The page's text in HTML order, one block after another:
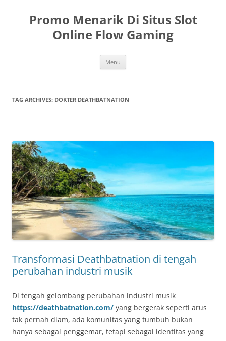
contentPromo Menarik Di Situs Slot
Online Flow Gaming
Menu
TAG ARCHIVES: DOKTER DEATHBATNATION
Transformasi Deathbatnation di tengah
perubahan industri musik
Di tengah gelombang perubahan industri musik
https://deathbatnation.com/ yang bergerak seperti arus
tak pernah diam, ada komunitas yang tumbuh bukan
hanya sebagai penggemar, tetapi sebagai identitas yang